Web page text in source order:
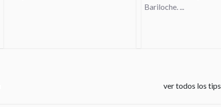
Bariloche. ...
ver todos los tips